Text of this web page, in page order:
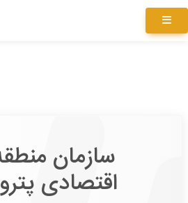
سازمان
اقتصادی